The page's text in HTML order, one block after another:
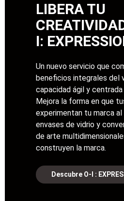
LIBERA TU
I:
Un nuevo servicio que
beneficios integrales del
capacidad ágil y
Mejora la forma en que
experimentan tu marca
envases de vidrio y
de arte
construyen la marca.
Descubre O-I :